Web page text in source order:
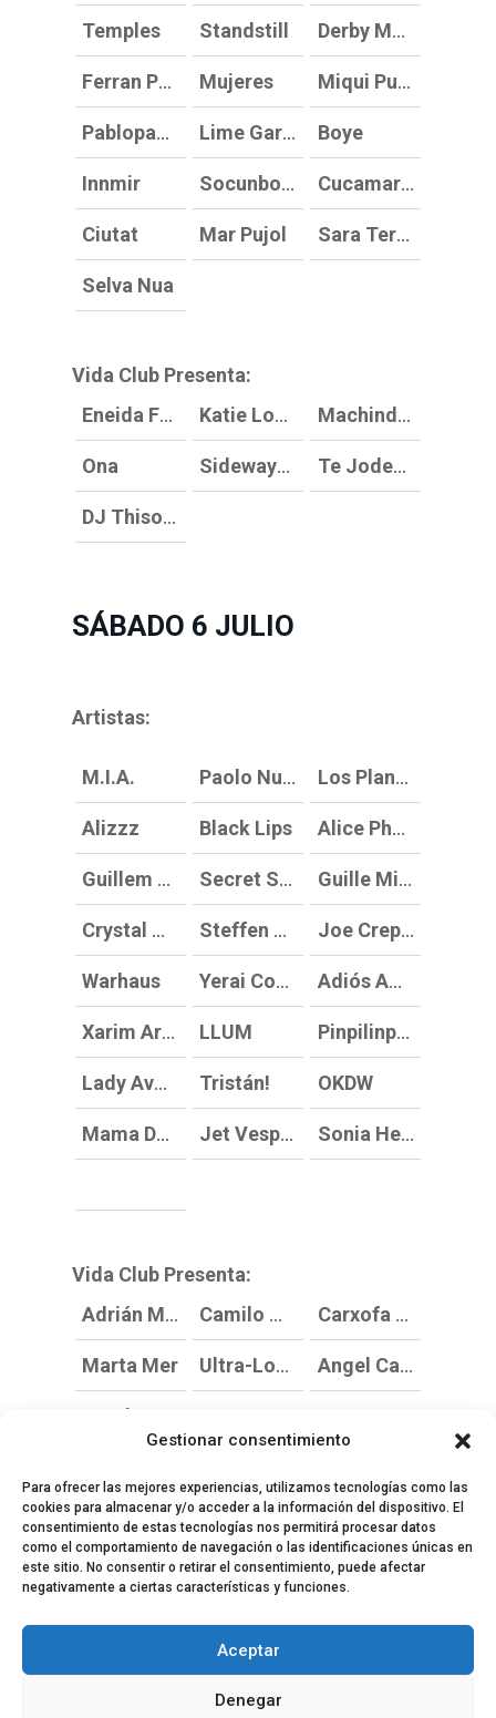
Gestionar consentimiento
Para ofrecer las mejores experiencias, utilizamos tecnologías como las
cookies para almacenar y/o acceder a la información del dispositivo. El
consentimiento de estas tecnologías nos permitirá procesar datos
como el comportamiento de navegación o las identificaciones únicas en
este sitio. No consentir o retirar el consentimiento, puede afectar
negativamente a ciertas características y funciones.
Aceptar
Denegar
Temples Standstill Derby Motoreta’s Burrito Kachimba
Ferran Palau Mujeres Miqui Puig DJ
Pablopablo Lime Garden Boye
Innmir Socunbohemio Cucamaras
Ciutat Mar Pujol Sara Terraza
Selva Nua
Vida Club Presenta:
Eneida Fever
Katie Louise Machinda Records
Ona Sideways DJ Te Jodes y Bailas DJ
DJ Thisorder
SÁBADO 6 JULIO
Artistas:
M.I.A. Paolo Nutini Los Planetas (en El Vaixell, concierto especial)
Alizzz Black Lips Alice Phoebe Lou
Guillem Gisbert Secret Show Guille Milkyway (D7 Set)
Crystal Murray Steffen Morrison Joe Crepúsculo
Warhaus Yerai Cortés Adiós Amores
Xarim Aresté LLUM Pinpilinpussies
Lady Avocado & Golfo de Guinea Tristán! OKDW
Mama Dousha Jet Vesper Sonia Heis DJ
Vida Club Presenta:
Adrián Marth
Camilo Matachin DJ Carxofa DJ
Marta Mer Ultra-Local Records DJs Angel Carmona-Discommon
Equipo EPDLT Contacto